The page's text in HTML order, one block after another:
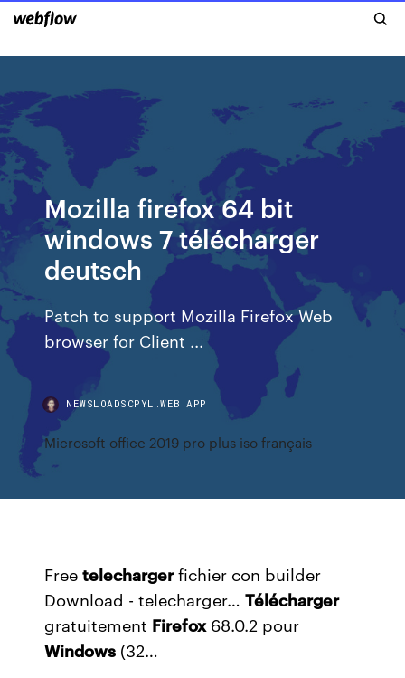
Mozilla firefox 64 bit
windows 7 télécharger
deutsch
Patch to support Mozilla Firefox Web
browser for Client ...
NEWSLOADSCPYL.WEB.APP
Microsoft office 2019 pro plus iso français
Freetelechargerfichier con builder
Download - telecharger… Télécharger
gratuitement Firefox68.0.2 pour
Windows (32…